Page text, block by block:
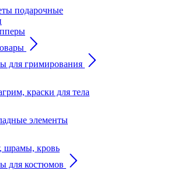
подарочные
для гримирования
краски для тела
элементы
шрамы, кровь
для костюмов